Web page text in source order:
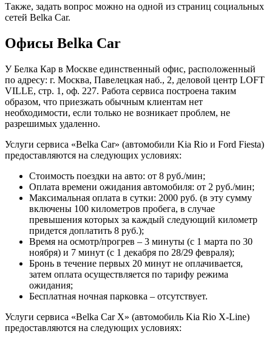
Также, задать вопрос можно на одной из страниц социальных
сетей Belka Car.
Офисы Belka Car
У Белка Кар в Москве единственный офис, расположенный
по адресу: г. Москва, Павелецкая наб., 2, деловой центр LOFT
VILLE, стр. 1, оф. 227. Работа сервиса построена таким
образом, что приезжать обычным клиентам нет
необходимости, если только не возникает проблем, не
разрешимых удаленно.
Услуги сервиса «Belka Car» (автомобили Kia Rio и Ford Fiesta)
предоставляются на следующих условиях:
Стоимость поездки на авто: от 8 руб./мин;
Оплата времени ожидания автомобиля: от 2 руб./мин;
Максимальная оплата в сутки: 2000 руб. (в эту сумму
включены 100 километров пробега, в случае
превышения которых за каждый следующий километр
придется доплатить 8 руб.);
Время на осмотр/прогрев – 3 минуты (с 1 марта по 30
ноября) и 7 минут (с 1 декабря по 28/29 февраля);
Бронь в течение первых 20 минут не оплачивается,
затем оплата осуществляется по тарифу режима
ожидания;
Бесплатная ночная парковка – отсутствует.
Услуги сервиса «Belka Car X» (автомобиль Kia Rio X-Line)
предоставляются на следующих условиях: